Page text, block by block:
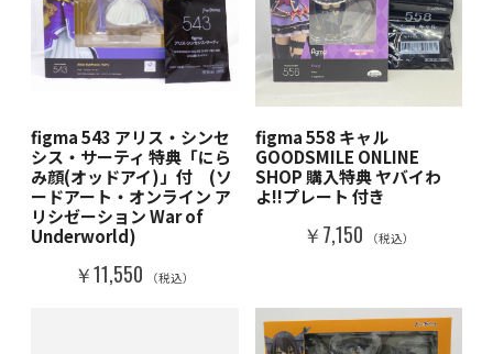
figma 543 アリス・シンセ
シス・サーティ 特典「にら
み顔(オッドアイ)」付 (ソ
ードアート・オンライン ア
リシゼーション War of
Underworld)
￥11,550 （税込）
figma 558 キャル
GOODSMILE ONLINE
SHOP 購入特典 ヤバイわ
よ!!プレート 付き
￥7,150 （税込）